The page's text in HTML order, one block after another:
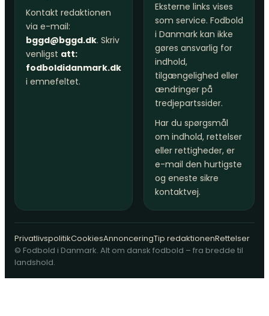
Kontakt redaktionen
via e-mail:
bggd@bggd.dk. Skriv
venligst att:
fodboldidanmark.dk
i emnefeltet.
Eksterne links vises
som service. Fodbold
i Danmark kan ikke
gøres ansvarlig for
indhold,
tilgængelighed eller
ændringer på
tredjepartssider.
Har du spørgsmål
om indhold, rettelser
eller rettigheder, er
e-mail den hurtigste
og eneste sikre
kontaktvej.
PrivatlivspolitikCookiesAnnonceringTip redaktionenRettelser
© Fodbold i Danmark. Alt om dansk fodbold – fra bredde til
landshold.